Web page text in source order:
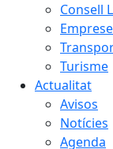
Consell
Turisme
Actualitat
Avisos
Notícies
Agenda